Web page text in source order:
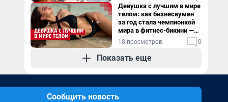
Девушка с лучшим в мире
телом: как бизнесвумен
за год стала чемпионкой
мира в фитнес-бикини —
видео
18 просмотров 0
Показать еще
Сообщить новость